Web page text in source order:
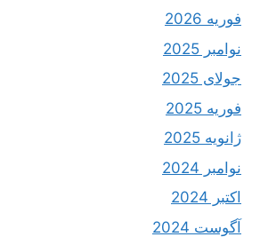
فوریه 2026
نوامبر 2025
جولای 2025
فوریه 2025
ژانویه 2025
نوامبر 2024
اکتبر 2024
آگوست 2024